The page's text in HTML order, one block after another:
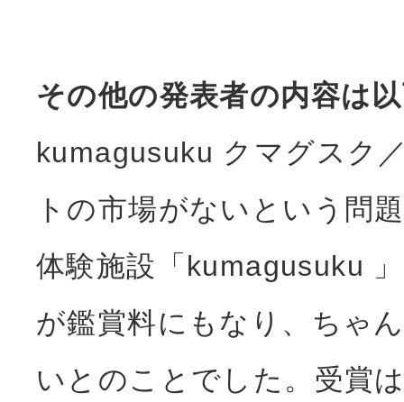
その他の発表者の内容は
kumagusuku クマグスク
トの市場がないという問
体験施設「kumagusuku
が鑑賞料にもなり、ちゃ
いとのことでした。受賞